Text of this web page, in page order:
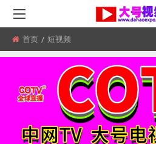
首页
所
在
短视频